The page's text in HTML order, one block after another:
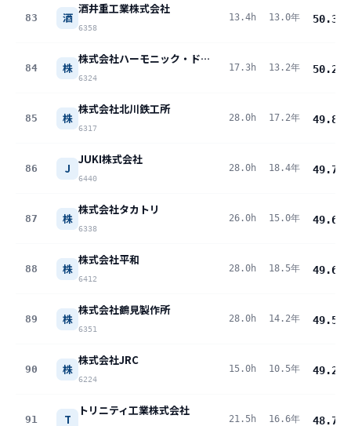
83 酒
酒井重工業株式会社
6358
13.4h 13.0年 50.3
84 株
株式会社ハーモニック・ドライブ・システムズ
6324
17.3h 13.2年 50.2
85 株
株式会社北川鉄工所
6317
28.0h 17.2年 49.8
86 J
JUKI株式会社
6440
28.0h 18.4年 49.7
87 株
株式会社タカトリ
6338
26.0h 15.0年 49.6
88 株
株式会社平和
6412
28.0h 18.5年 49.6
89 株
株式会社鶴見製作所
6351
28.0h 14.2年 49.5
90 株
株式会社JRC
6224
15.0h 10.5年 49.2
91 T
トリニティ工業株式会社
21.5h 16.6年 48.7